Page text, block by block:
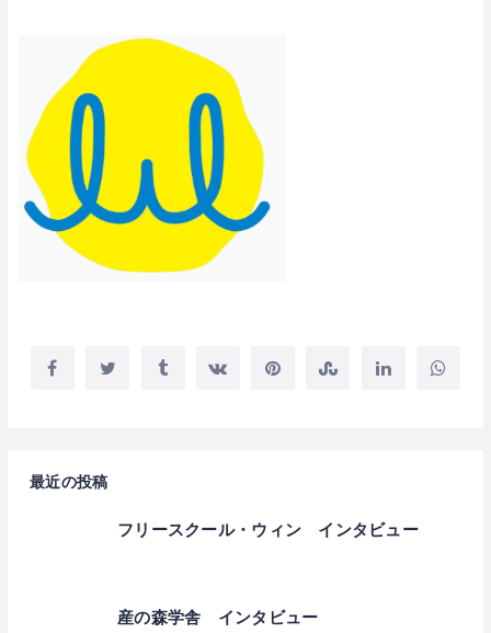
最近の投稿
フリースクール・ウィン インタビュー
産の森学舎 インタビュー